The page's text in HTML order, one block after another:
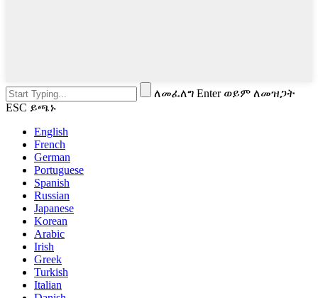
ለመፈለግ Enter ወይም ለመዝጋት
ESC ይጫኑ
English
French
German
Portuguese
Spanish
Russian
Japanese
Korean
Arabic
Irish
Greek
Turkish
Italian